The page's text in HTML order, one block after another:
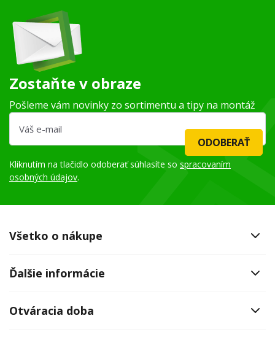
Zostaňte v obraze
Pošleme vám novinky zo sortimentu a tipy na montáž
ODOBERAŤ
Kliknutím na tlačidlo odoberať súhlasíte so spracovaním
osobných údajov.
Všetko o nákupe
Ďalšie informácie
Otváracia doba